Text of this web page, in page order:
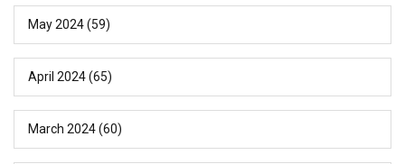
May 2024(59)
April 2024(65)
March 2024(60)